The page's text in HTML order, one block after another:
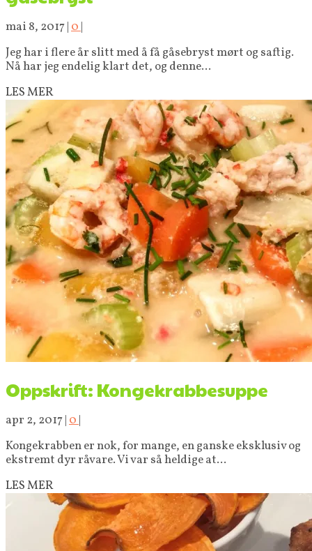
mai 8, 2017| 0 |
Jeg har i flere år slitt med å få gåsebryst mørt og saftig.
Nå har jeg endelig klart det, og denne...
LES MER
Oppskrift: Kongekrabbesuppe
apr 2, 2017|0|
Kongekrabben er nok, for mange, en ganske eksklusiv og
ekstremt dyr råvare. Vi var så heldige at...
LES MER